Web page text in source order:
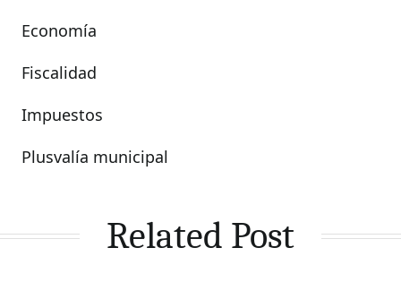
Economía
Fiscalidad
Impuestos
Plusvalía municipal
Related Post